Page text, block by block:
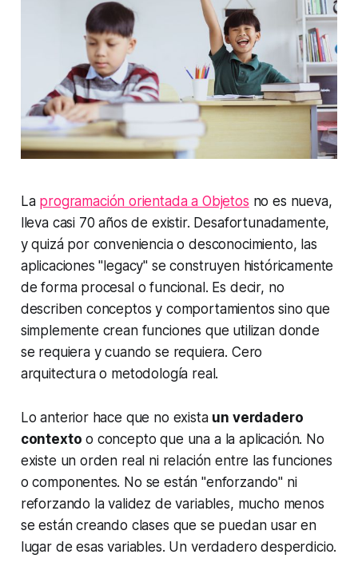
La programación orientada a Objetos no es nueva,
lleva casi 70 años de existir. Desafortunadamente,
y quizá por conveniencia o desconocimiento, las
aplicaciones "legacy" se construyen históricamente
de forma procesal o funcional. Es decir, no
describen conceptos y comportamientos sino que
simplemente crean funciones que utilizan donde
se requiera y cuando se requiera. Cero
arquitectura o metodología real.
Lo anterior hace que no exista un verdadero
contexto o concepto que una a la aplicación. No
existe un orden real ni relación entre las funciones
o componentes. No se están "enforzando" ni
reforzando la validez de variables, mucho menos
se están creando clases que se puedan usar en
lugar de esas variables. Un verdadero desperdicio.